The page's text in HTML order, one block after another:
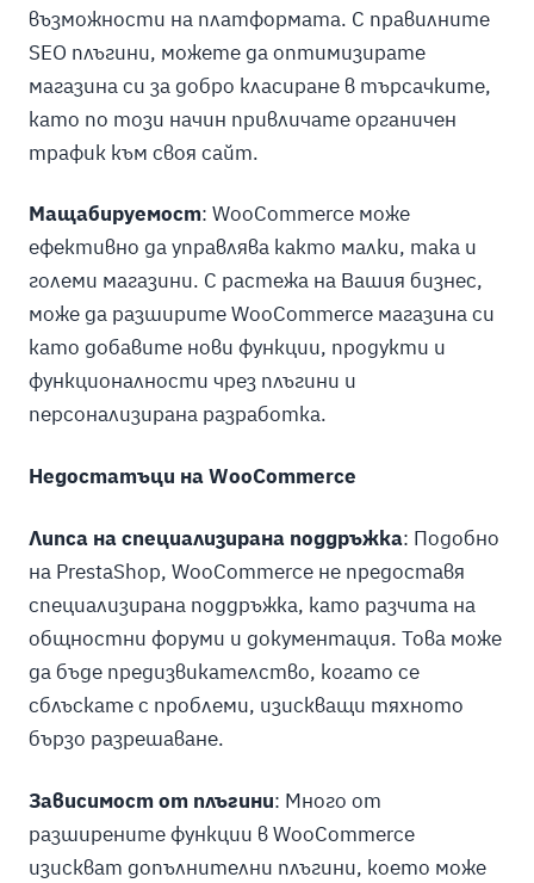
възможности на платформата. С правилните
SEO плъгини, можете да оптимизирате
магазина си за добро класиране в търсачките,
като по този начин привличате органичен
трафик към своя сайт.
Мащабируемост: WooCommerce може
ефективно да управлява както малки, така и
големи магазини. С растежа на Вашия бизнес,
може да разширите WooCommerce магазина си
като добавите нови функции, продукти и
функционалности чрез плъгини и
персонализирана разработка.
Недостатъци на WooCommerce
Липса на специализирана поддръжка: Подобно
на PrestaShop, WooCommerce не предоставя
специализирана поддръжка, като разчита на
общностни форуми и документация. Това може
да бъде предизвикателство, когато се
сблъскате с проблеми, изискващи тяхното
бързо разрешаване.
Зависимост от плъгини: Много от
разширените функции в WooCommerce
изискват допълнителни плъгини, което може